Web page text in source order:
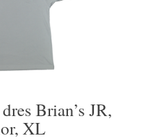
Brian’s JR,
XL